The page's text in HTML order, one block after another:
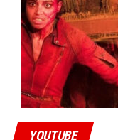
YOUTUBE